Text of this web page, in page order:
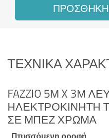
ΠΡΟΣΘΉΚΗ
ΤΕΧΝΙΚΆ
FAZZIO 5Μ X 3Μ
ΗΛΕΚΤΡΟΚΊΝΗΤΗ
ΣΕ ΜΠΕΖ ΧΡΏΜΑ